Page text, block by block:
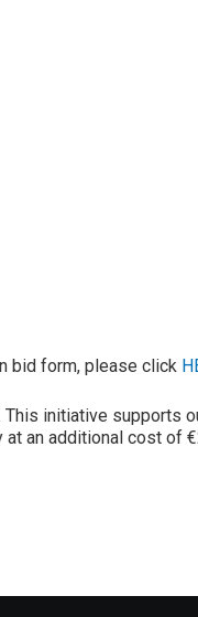
bid form, please click
initiative supports
an additional cost of